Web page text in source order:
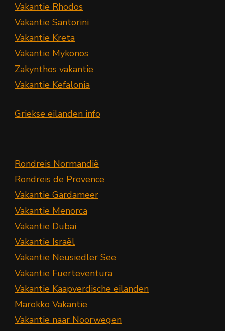
Vakantie Rhodos
Vakantie Santorini
Vakantie Kreta
Vakantie Mykonos
Zakynthos vakantie
Vakantie Kefalonia
Griekse eilanden info
Rondreis Normandië
Rondreis de Provence
Vakantie Gardameer
Vakantie Menorca
Vakantie Dubai
Vakantie Israël
Vakantie Neusiedler See
Vakantie Fuerteventura
Vakantie Kaapverdische eilanden
Marokko Vakantie
Vakantie naar Noorwegen